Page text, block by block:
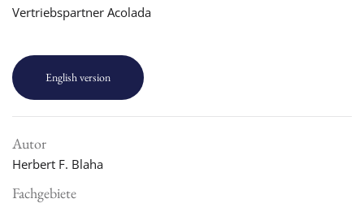
Vertriebspartner Acolada
English version
Autor
Herbert F. Blaha
Fachgebiete